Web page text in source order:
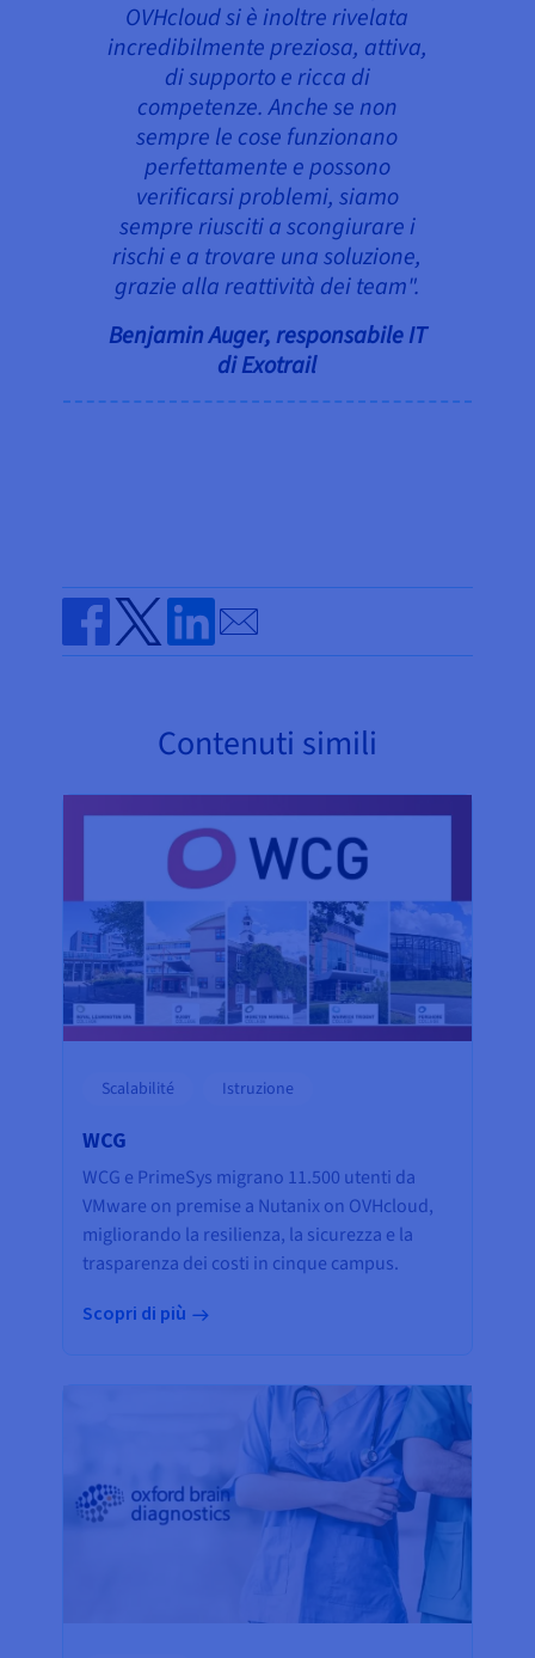
OVHcloud si è inoltre rivelata
incredibilmente preziosa, attiva,
di supporto e ricca di
competenze. Anche se non
sempre le cose funzionano
perfettamente e possono
verificarsi problemi, siamo
sempre riusciti a scongiurare i
rischi e a trovare una soluzione,
grazie alla reattività dei team".
Benjamin Auger, responsabile IT
di Exotrail
Share on Facebook
Share on Twitter
Share on Linkedin
Send by email
Contenuti simili
Scalabilité Istruzione
WCG
WCG e PrimeSys migrano 11.500 utenti da
VMware on premise a Nutanix on OVHcloud,
migliorando la resilienza, la sicurezza e la
trasparenza dei costi in cinque campus.
Scopri di più